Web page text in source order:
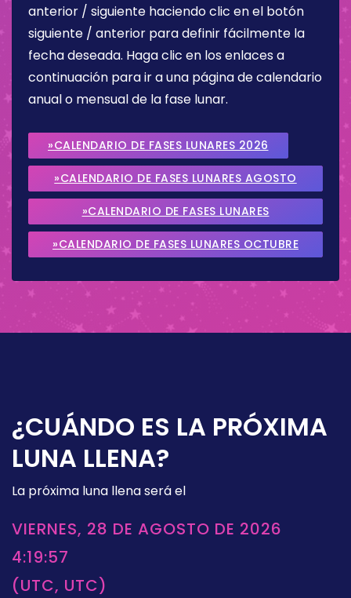
anterior / siguiente haciendo clic en el botón
siguiente / anterior para definir fácilmente la
fecha deseada. Haga clic en los enlaces a
continuación para ir a una página de calendario
anual o mensual de la fase lunar.
»CALENDARIO DE FASES LUNARES 2026
»CALENDARIO DE FASES LUNARES AGOSTO
2026
»CALENDARIO DE FASES LUNARES
SEPTIEMBRE 2026
»CALENDARIO DE FASES LUNARES OCTUBRE
¿CUÁNDO ES LA PRÓXIMA
LUNA LLENA?
La próxima luna llena será el
VIERNES, 28 DE AGOSTO DE 2026
4:19:57
(UTC, UTC)